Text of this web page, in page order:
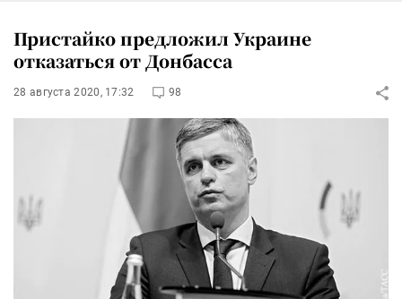
Пристайко предложил Украине
отказаться от Донбасса
28 августа 2020, 17:32 98